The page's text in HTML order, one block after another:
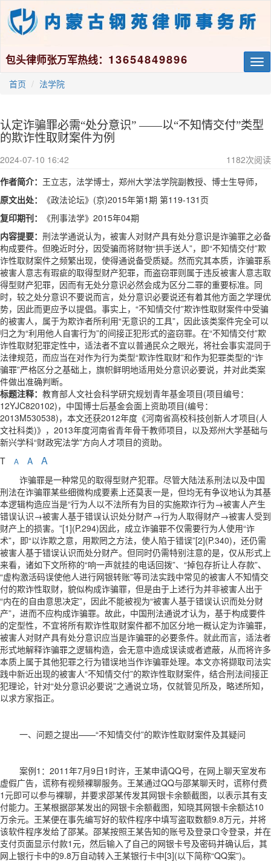
包头律师张万军热线： 13654849896
首页 法学院
认定诈骗罪必需“处分意识” ——以“不知情交付”类型
的欺诈性取财案件为例
2024-07-10 16:42 1182次阅读
作者简介： 王立志，法学博士，郑州大学法学院副教授、博士生导师，
原文出处：
《政法论坛》(京)2015年第1期 第119-131页
复印期刊：
《刑事法学》 2015年04期
内容提要： 刑法学通说认为，被害人对财产具有处分意识是诈骗罪之必备
构成要件。但晚近时分，因受骗而将财物“拱手送人”，即“不知情交付”欺
诈性取财案件之频繁出现，使得通说备受质疑。然而究其本质，诈骗罪系
被害人意志有瑕疵的取得型财产犯罪，而盗窃罪则属于违反被害人意志取
得型财产犯罪，因而有无处分意识必然会成为区分二罪的重要标准。同
时，较之处分意识不要说而言，处分意识必要说还有着其他方面之学理优
势，因此而更应予以提倡。事实上，“不知情交付”欺诈性取财案件中受骗
的被害人，属于为欺诈者所利用“无意识的工具”，因此该类案件完全可以
归之为“利用他人自害行为”的间接正犯形式的盗窃罪。在“不知情交付”欺
诈性取财犯罪定性中，适法者不宜以普通民众之眼光，将社会事实混同于
法律规范，而应当在对作为行为类型“欺诈性取财”和作为犯罪类型的“诈
骗罪”严格区分之基础上，旗帜鲜明地适用处分意识必要说，并对此类案
件做出准确判断。
标题注释： 教育部人文社会科学研究规划青年基金项目(项目编号：
12YJC820102)，中国博士后基金会面上资助项目(编号：
2013M530538)，本文还获2012年度《河南省高校科技创新人才项目(人
文社科类)》，2013年度河南省青年骨干教师项目，以及郑州大学基础与
新兴学科“财政宪法学”方向人才项目的资助。
T
A A A
诈骗罪是一种常见的取得型财产犯罪。尽管大陆法系刑法以及中国
刑法在诈骗罪某些细微构成要素上还莫衷一是，但均无有争议地认为其基
本逻辑构造应当是“行为人以不法所有为目的实施欺诈行为→被害人产生
错误认识→被害人基于错误认识处分财产→行为人取得财产→被害人受到
财产上的损害。”[1](P.294)因此，成立诈骗罪不仅需要行为人使用“诈
术”，即“以诈欺之意，用欺罔之方法，使人陷于错误”[2](P.340)，还仍需
被害人基于错误认识而处分财产。但同时仍需特别注意的是，仅从形式上
来看，诸如下文所称的“响一声就挂的电话回拨”、“掉包存折让人存款”、
“虚构激活码误使他人进行网银转账”等司法实践中常见的被害人不知情交
付的欺诈性取财，貌似构成诈骗罪，但是由于上述行为并非被害人出于
“内在的自由意思决定”，因此不能被视为“被害人基于错误认识而处分财
产”，进而不应构成诈骗罪。故此，中国刑法通说才认为，基于构成要件
的定型性，不宜将所有欺诈性取财案件都不加区分地一概认定为诈骗罪，
被害人对财产具有处分意识应当是诈骗罪的必要条件。就此而言，适法者
形式地解释诈骗罪之逻辑构造，会无意中造成误读或者遮蔽，从而将许多
本质上属于其他犯罪之行为错误地当作诈骗罪处理。本文亦将撷取司法实
践中新近出现的被害人“不知情交付”的欺诈性取财案件，结合刑法间接正
犯理论，针对“处分意识必要说”之通说立场，仅就管见所及，略述所知，
以求方家指正。
一、问题之提出——“不知情交付”的欺诈性取财案件及其疑问
案例1：2011年7月9日1时许，王某申请QQ号，在网上聊天室发布
虚假广告，谎称有视频裸聊服务。王某通过QQ与邵某聊天时，谎称付费
1元即可以参与裸聊，并要求邵某传发其网银卡余额截图，以表示其有支
付能力。王某根据邵某发出的网银卡余额截图，知晓其网银卡余额达10
万余元。王某便在事先编写好的软件程序中填写盗取数额9.8万元，并将
该软件程序发给了邵某。邵某按照王某告知的账号及登录口令登录，并在
支付页面显示付款1元，然后输入了自己的网银卡号及密码并确认后，其
网上银行卡中的9.8万自动转入王某银行卡中[3](以下简称“QQ案”)。